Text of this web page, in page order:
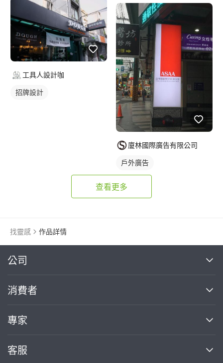
工具人設計咖
招牌設計
廈林國際廣告有限公司
戶外廣告
查看更多
找靈感 作品詳情
公司
關於我們
部落格
加入我們
消費者
買服務
熱門服務
專家
案件中心
客服
繼續完成